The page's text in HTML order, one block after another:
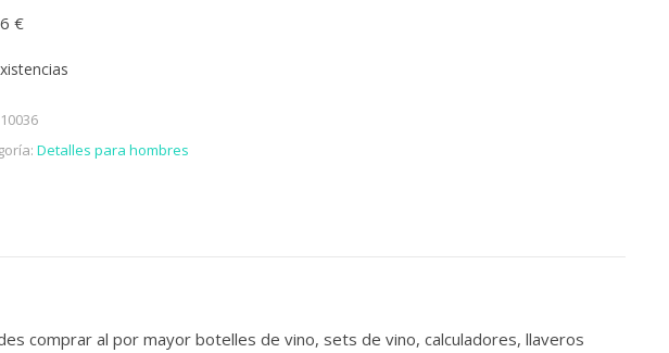
€
10036
Detalles para hombres
comprar al por mayor botelles de vino, sets de vino, calculadores, llaveros